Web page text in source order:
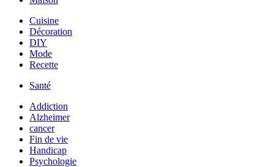
Cuisine
Décoration
DIY
Mode
Recette
Santé
Addiction
Alzheimer
cancer
Fin de vie
Handicap
Psychologie